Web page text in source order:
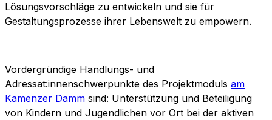
Lösungsvorschläge zu entwickeln und sie für
Gestaltungsprozesse ihrer Lebenswelt zu empowern.
Vordergründige Handlungs- und
Adressat:innenschwerpunkte des Projektmoduls am
Kamenzer Damm sind: Unterstützung und Beteiligung
von Kindern und Jugendlichen vor Ort bei der aktiven